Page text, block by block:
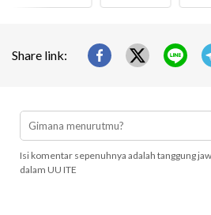
Share link:
Isi komentar sepenuhnya adalah tanggung
dalam UU ITE